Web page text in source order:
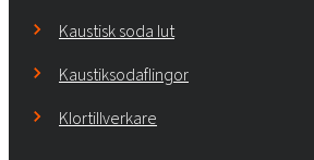
Kaustisk soda lut
Kaustiksodaflingor
Klortillverkare